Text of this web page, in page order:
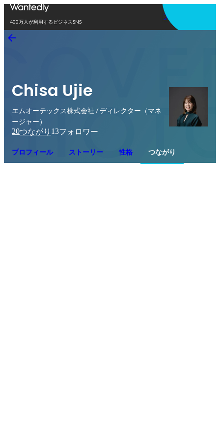
400万人が利用するビジネスSNS
アプリを使う
Chisa Ujie
エムオーテックス株式会社 / ディレクター（マネ
ージャー）
20つながり 13フォロワー
プロフィール ストーリー 性格 つながり